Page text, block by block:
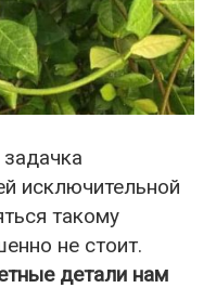
задачка
исключительной
такому
не стоит.
детали нам